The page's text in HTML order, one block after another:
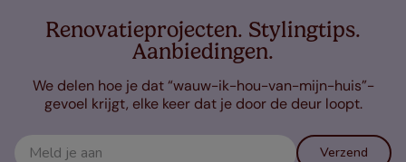
Renovatieprojecten. Stylingtips.
Aanbiedingen.
We delen hoe je dat “wauw-ik-hou-van-mijn-huis”-
gevoel krijgt, elke keer dat je door de deur loopt.
Verzend